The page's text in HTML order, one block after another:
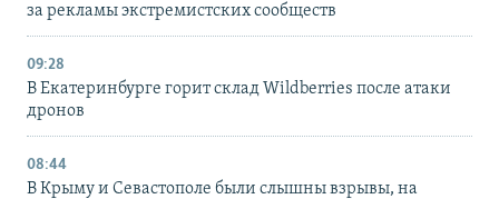
за рекламы экстремистских сообществ
09:28
В Екатеринбурге горит склад Wildberries после атаки
дронов
08:44
В Крыму и Севастополе были слышны взрывы, на